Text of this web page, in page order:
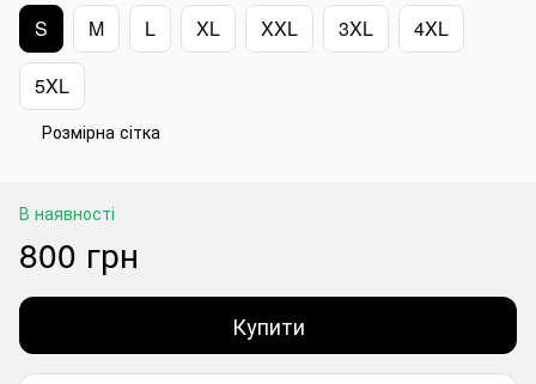
S M L XL XXL 3XL 4XL
5XL
Розмірна сітка
В наявності
800 грн
Купити